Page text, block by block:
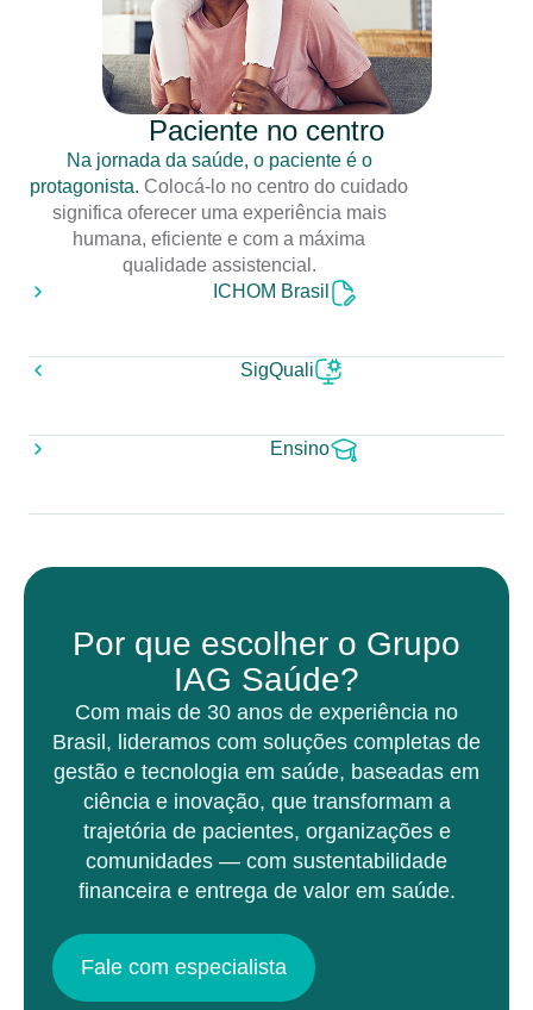
Paciente no centro
Na jornada da saúde, o paciente é o
protagonista. Colocá-lo no centro do cuidado
significa oferecer uma experiência mais
humana, eficiente e com a máxima
qualidade assistencial.
ICHOM Brasil
SigQuali
Ensino
Por que escolher o Grupo
IAG Saúde?
Com mais de 30 anos de experiência no
Brasil, lideramos com soluções completas de
gestão e tecnologia em saúde, baseadas em
ciência e inovação, que transformam a
trajetória de pacientes, organizações e
comunidades — com sustentabilidade
financeira e entrega de valor em saúde.
Fale com especialista